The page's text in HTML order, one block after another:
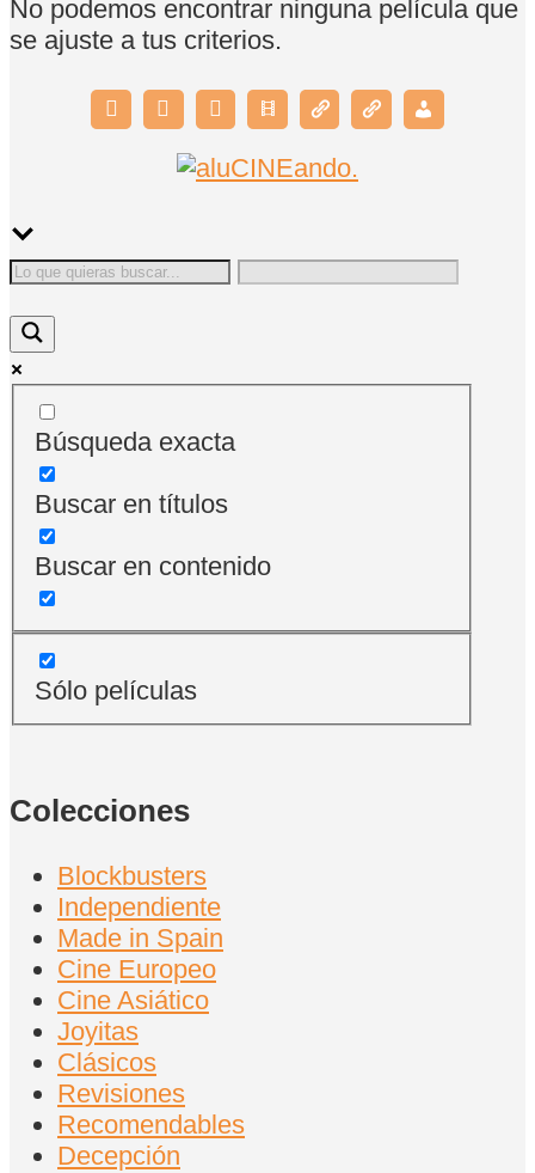
No podemos encontrar ninguna película que
se ajuste a tus criterios.
Búsqueda exacta
Buscar en títulos
Buscar en contenido
Sólo películas
Colecciones
Blockbusters
Independiente
Made in Spain
Cine Europeo
Cine Asiático
Joyitas
Clásicos
Revisiones
Recomendables
Decepción